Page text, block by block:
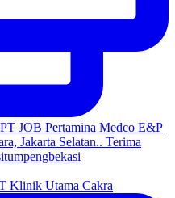
Klinik Utama Cakra